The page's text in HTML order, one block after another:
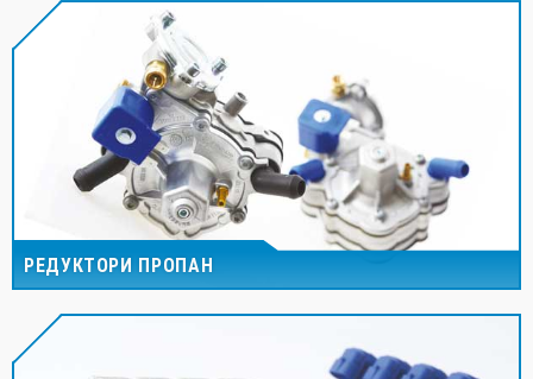
РЕДУКТОРИ ПРОПАН